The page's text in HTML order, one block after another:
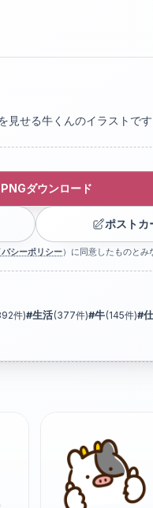
せる牛くんのイラストです
PNGダウンロード
ポストカ
バシーポリシー）に同意したものとみ
件)#生活(377件)#牛(145件)#